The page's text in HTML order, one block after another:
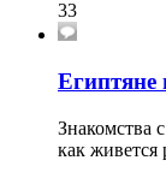
33
Знакомства
как